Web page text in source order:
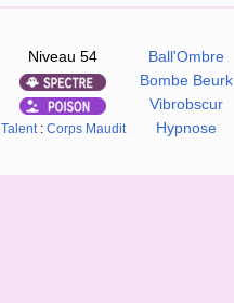
Niveau 54
Talent : Corps Maudit
Ball'Ombre
Bombe Beurk
Vibrobscur
Hypnose